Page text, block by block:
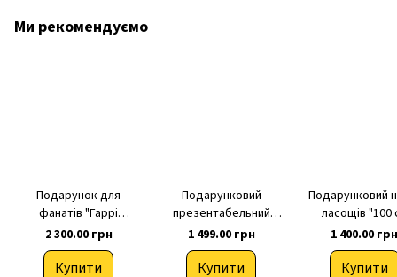
Ми рекомендуємо
Подарунок для
фанатів "Гаррі
Поттера" (Harry Potter)
2 300.00 грн
Купити
Подарунковий
презентабельний
набір "Найкращі
побажання"
1 499.00 грн
Купити
Подарунковий
ласощів "100
Кохання"
1 400.00
Купити